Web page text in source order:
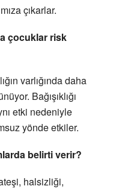
çıkarlar.
çocuklar risk
varlığında daha
Bağışıklığı
etki nedeniyle
yönde etkiler.
belirti verir?
halsizliği,